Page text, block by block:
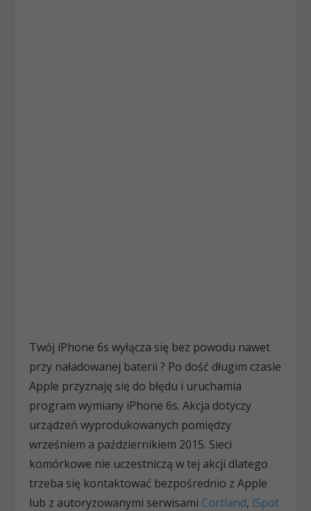
Twój iPhone 6s wyłącza się bez powodu nawet
przy naładowanej baterii ? Po dość długim czasie
Apple przyznaję się do błędu i uruchamia
program wymiany iPhone 6s. Akcja dotyczy
urządzeń wyprodukowanych pomiędzy
wrześniem a październikiem 2015. Sieci
komórkowe nie uczestniczą w tej akcji dlatego
trzeba się kontaktować bezpośrednio z Apple
lub z autoryzowanymi serwisami Cortland, iSpot